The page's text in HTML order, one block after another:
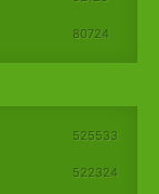
80724
525533
522324